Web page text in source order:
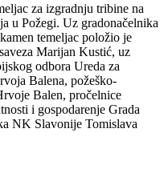
za izgradnju tribine na
u Požegi. Uz gradonačelnika
temeljac položio je
Marijan Kustić, uz
odbora Ureda za
Balena, požeško-
Balen, pročelnice
i gospodarenje Grada
NK Slavonije Tomislava